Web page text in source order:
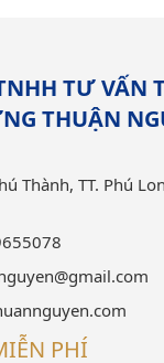
TƯ VẤN
THUẬN
Thành, TT. Phú
PHÍ